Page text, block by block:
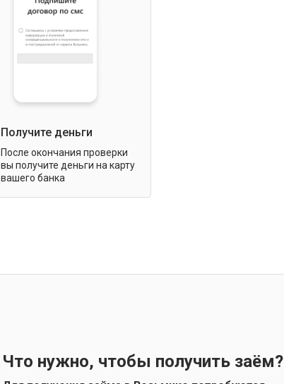
Получите деньги
После окончания проверки
вы получите деньги на карту
вашего банка
Что нужно, чтобы получить заём?